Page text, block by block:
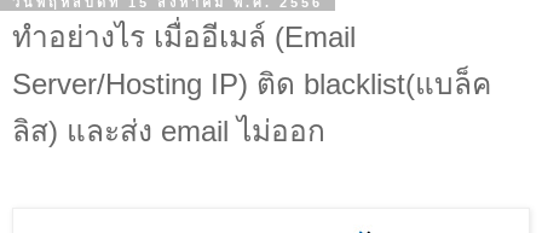
ทำอย่างไร เมื่ออีเมล์ (Email
Server/Hosting IP) ติด blacklist(แบล็ค
ลิส) และส่ง email ไม่ออก